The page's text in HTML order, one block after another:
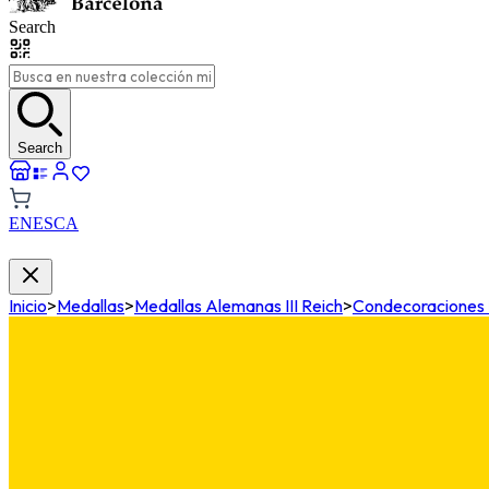
Search
Search
ENESCA
Inicio>Medallas>Medallas Alemanas III Reich>Condecoraciones